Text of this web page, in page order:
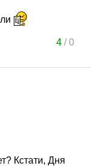
4/0
Кстати, Дня